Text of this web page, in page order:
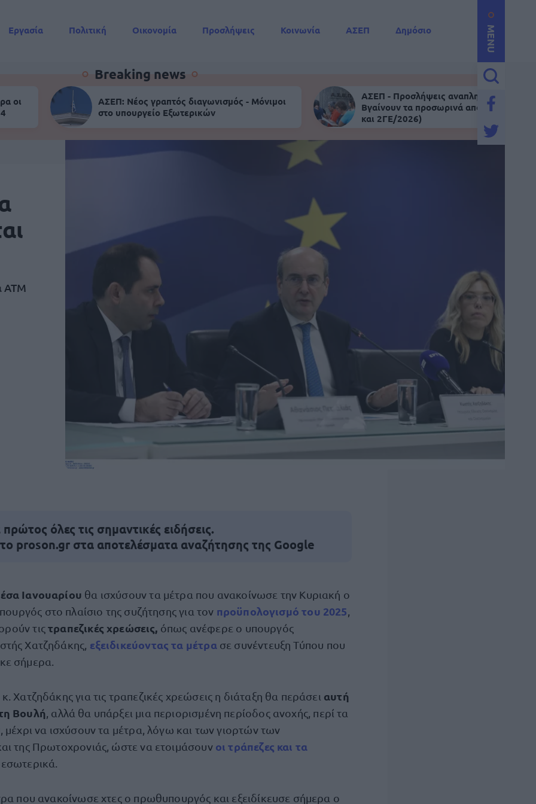
MENU
Εργασία Πολιτική Οικονομία Προσλήψεις Κοινωνία ΑΣΕΠ
Δημόσιο
Breaking news
οι
ΑΣΕΠ: Νέος γραπτός διαγωνισμός - Μόνιμοι
στο υπουργείο Εξωτερικών
ΑΣΕΠ - Προσλήψεις αναπληρωτών:
Βγαίνουν τα προσωρινά αποτελέσματα
και 2ΓΕ/2026)
ΑΤΜ
όλες τις σημαντικές ειδήσεις.
proson.gr στα αποτελέσματα αναζήτησης της Google
Ιανουαρίου θα ισχύσουν τα μέτρα που ανακοίνωσε την Κυριακή ο
στο πλαίσιο της συζήτησης για τον προϋπολογισμό του 2025
τιςτραπεζικές χρεώσεις, όπως ανέφερε ο υπουργός
Χατζηδάκης, εξειδικεύοντας τα μέτρα σε συνέντευξη Τύπου που
σήμερα.
Χατζηδάκης για τις τραπεζικές χρεώσεις η διάταξη θα περάσει αυτή
Βουλή , αλλά θα υπάρξει μια περιορισμένη περίοδος ανοχής, περί τα
μέχρι να ισχύσουν τα μέτρα, λόγω και των γιορτών των
της Πρωτοχρονιάς, ώστε να ετοιμάσουνοι τράπεζες και τα
που ανακοίνωσε χτες o πρωθυπουργός και εξειδίκευσε σήμερα ο